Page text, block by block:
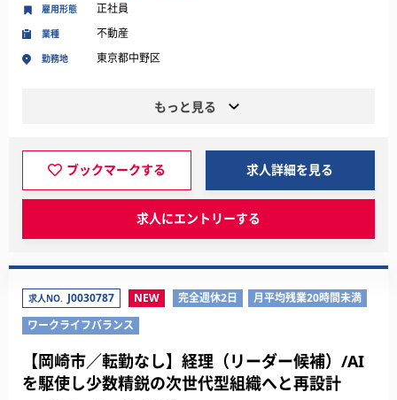
業種 不動産
勤務地 東京都中野区
雇用形態 正社員
もっと見る
ブックマークする 求人詳細を見る
求人にエントリーする
求人NO. J0030787 NEW 完全週休2日
月平均残業20時間未満
ワークライフバランス
【岡崎市／転勤なし】経理（リーダー候補）/AI
を駆使し少数精鋭の次世代型組織へと再設計